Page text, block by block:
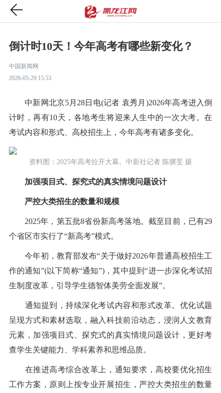
倒计时10天！今年高考有哪些新变化？
中国新闻网
2026-05-29 15:53
中新网北京5月28日电(记者 袁秀月)2026年高考进入倒
计时，再有10天，各地考生将迎来人生中的一次大考。在
考试内容和形式、高校招生上，今年高考有诸多变化。
资料图：2025年高考拉开大幕。中新社记者 陈骥旻 摄
加强项目式、探究式的真实情境问题设计
严控大类招生的数量和规模
2025年，第五批8省份新高考落地。截至目前，已有29
个省区市实行了“新高考”模式。
今年初，教育部发布“关于做好2026年普通高校招生工
作的通知”(以下简称“通知”)，其中提到“进一步深化考试招
生制度改革，引导学生德智体美劳全面发展”。
通知提到，持续深化考试内容和形式改革。优化试题
呈现方式和素材选取，融入科技前沿动态，浸润人文教育
元素，加强项目式、探究式的真实情境问题设计，更好考
查学生关键能力、学科素养和思维品质。
在推进高考综合改革上，通知要求，高校要优化招生
工作方案，原则上按专业开展招生，严控大类招生的数量